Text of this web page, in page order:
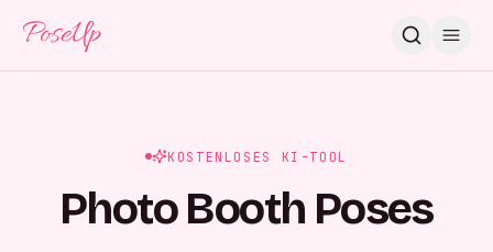
PoseUp
KOSTENLOSES KI-TOOL
Photo Booth Poses